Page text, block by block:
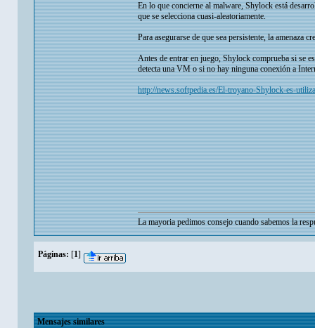
En lo que concierne al malware, Shylock está
que se selecciona cuasi-aleatoriamente.
Para asegurarse de que sea persistente, la amenaza
Antes de entrar en juego, Shylock comprueba si se
detecta una VM o si no hay ninguna conexión a
http://news.softpedia.es/El-troyano-Shylock-es-
La mayoria pedimos consejo cuando sabemos la
Páginas: [1]
Mensajes similares